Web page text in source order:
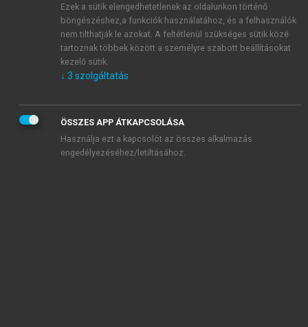
veszem és elfogadom.
Általános vásárlási feltételeket, valamint a szotar.netés a
mersz.huoldalak licencszerződéseiben foglaltakat
tudomásul veszem és elfogadom.
KIPRÓBÁLOM
Ezek a sütik elengedhetetlenek az oldalunkon történő
böngészéshez,a funkciók használatához, és a felhasználók
nem tilthatják le azokat. A feltétlenül szükséges sütik közé
tartoznak többek között a személyre szabott beállításokat
kezelő sütik.
↓ 3 szolgáltatás
ÖSSZES APP ÁTKAPCSOLÁSA
Használja ezt a kapcsolót az összes alkalmazás
engedélyezéséhez/letiltásához.